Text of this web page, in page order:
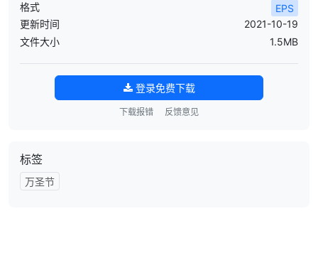
格式
EPS
更新时间
2021-10-19
文件大小
1.5MB
登录免费下载
下载报错 反馈意见
标签
万圣节